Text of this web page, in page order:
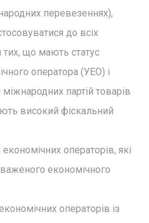
перевезеннях),
до всіх
що мають статус
оператора (УЕО) і
партій товарів
високий фіскальний
операторів, які
економічного
операторів із